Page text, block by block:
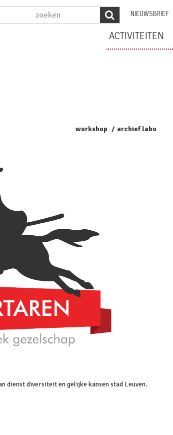
NIEUWSBRIEF
ACTIVITEITEN
workshop archief labo
dienst diversiteit en gelijke kansen stad Leuven.